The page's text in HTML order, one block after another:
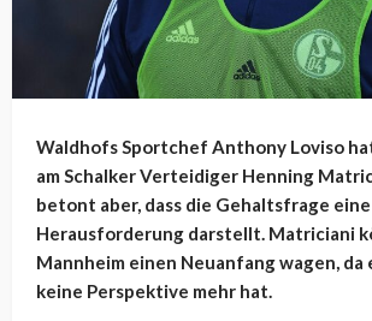
Waldhofs Sportchef Anthony Loviso
am Schalker Verteidiger Henning
betont aber, dass die Gehaltsfrage eine
Herausforderung darstellt. Matriciani
Mannheim einen Neuanfang wagen, da
keine Perspektive mehr hat.